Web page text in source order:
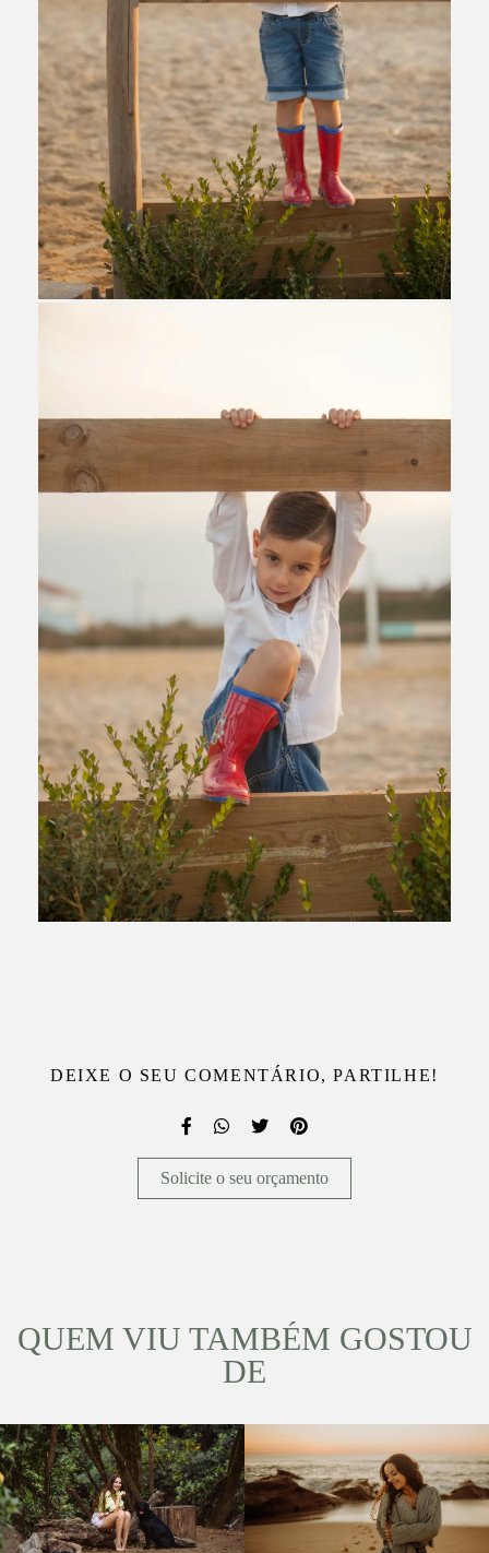
DEIXE O SEU COMENTÁRIO, PARTILHE!
Solicite o seu orçamento
QUEM VIU TAMBÉM GOSTOU
DE